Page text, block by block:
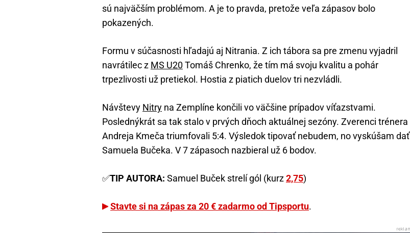
sú najväčším problémom. A je to pravda, pretože veľa zápasov bolo
pokazených.
Formu v súčasnosti hľadajú aj Nitrania. Z ich tábora sa pre zmenu vyjadril
navrátilec z MS U20Tomáš Chrenko, že tím má svoju kvalitu a pohár
trpezlivosti už pretiekol. Hostia z piatich duelov tri nezvládli.
Návštevy Nitry na Zemplíne končili vo väčšine prípadov víťazstvami.
Poslednýkrát sa tak stalo v prvých dňoch aktuálnej sezóny. Zverenci trénera
Andreja Kmeča triumfovali 5:4. Výsledok tipovať nebudem, no vyskúšam dať
Samuela Bučeka. V 7 zápasoch nazbieral už 6 bodov.
✅TIP AUTORA: Samuel Buček strelí gól (kurz2,75)
Stavte si na zápas za 20 € zadarmo od Tipsportu.